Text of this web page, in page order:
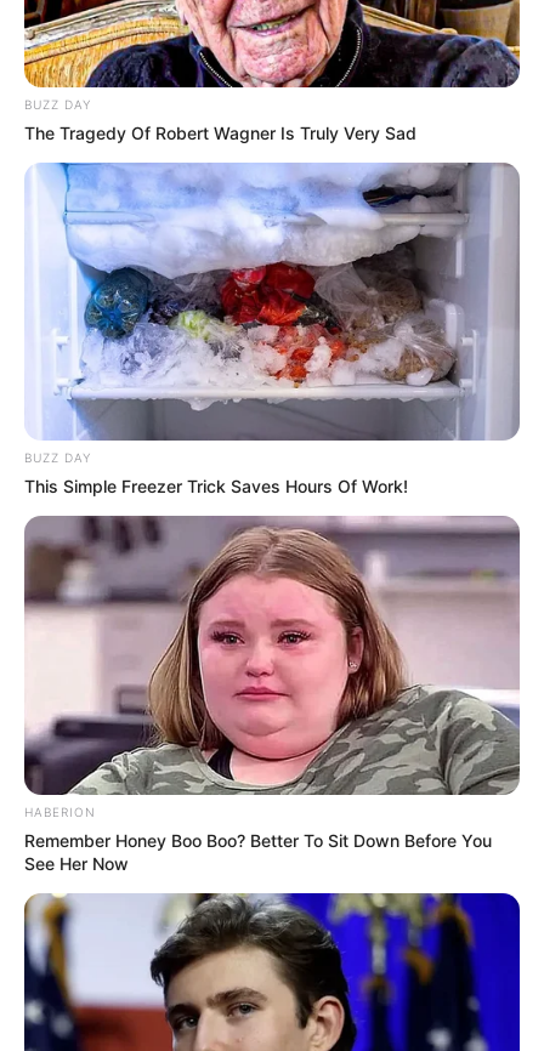
BUZZ DAY
The Tragedy Of Robert Wagner Is Truly Very Sad
BUZZ DAY
This Simple Freezer Trick Saves Hours Of Work!
HABERION
Remember Honey Boo Boo? Better To Sit Down Before You
See Her Now